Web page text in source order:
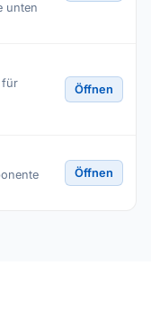
unten
für
Öffnen
Öffnen